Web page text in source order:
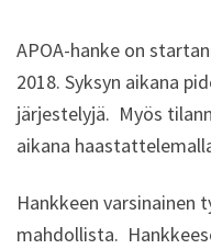
APOA-hanke on
2018. Syksyn aikana
järjestelyjä. Myös
aikana
Hankkeen varsinainen
mahdollista.